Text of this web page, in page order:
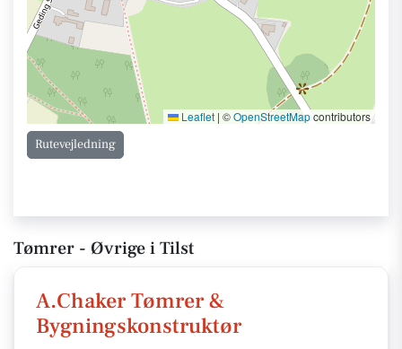
Leaflet | ©OpenStreetMapcontributors
Rutevejledning
Tømrer - Øvrige i Tilst
A.Chaker Tømrer &
Bygningskonstruktør